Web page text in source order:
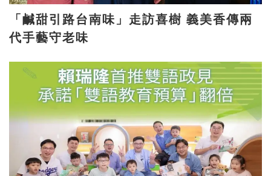
「鹹甜引路台南味」走訪喜樹 義美香傳兩
代手藝守老味